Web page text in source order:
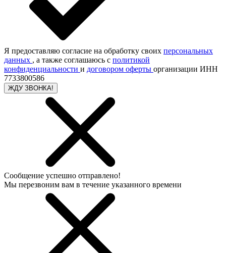
Я предоставляю согласие на обработку своих персональных
данных , а также соглашаюсь с политикой
конфиденциальности и договором оферты организации ИНН
7733800586
ЖДУ ЗВОНКА!
Сообщение успешно отправлено!
Мы перезвоним вам в течение указанного времени